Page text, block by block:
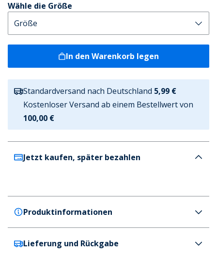
Wähle die Größe
In den Warenkorb legen
Standardversand nach Deutschland 5,99 €
Kostenloser Versand ab einem Bestellwert von
100,00 €
Jetzt kaufen, später bezahlen
Produktinformationen
New Balance
Lieferung und Rückgabe